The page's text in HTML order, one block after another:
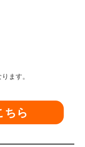
ます。
ちら